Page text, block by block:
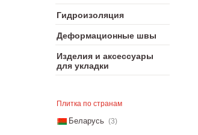
Гидроизоляция
Деформационные швы
Изделия и аксессуары
для укладки
Плитка по странам
Беларусь (3)